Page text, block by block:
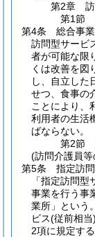
第2章
第1節
第4条
総合事
訪問型サービ
者が可能な限
くは改善を図
し、自立した
せつ、食事の
ことにより、
利用者の生活
ばならない。
第2節
(訪問介護員等
第5条
指定訪
「指定訪問型
事業を行う事
業所」という
ビス(従前相当)
2項に規定す